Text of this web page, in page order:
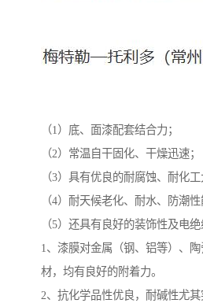
（1）底、面漆配套结合力；
（2）常温自干固化、干燥迅速；
（3）具有优良的耐腐蚀、耐化工
（4）耐天候老化、耐水、防潮性
（5）还具有良好的装饰性及电绝
1、漆膜对金属（钢、铝等）、
材，均有良好的附着力。
2、抗化学品性优良，耐碱性尤其